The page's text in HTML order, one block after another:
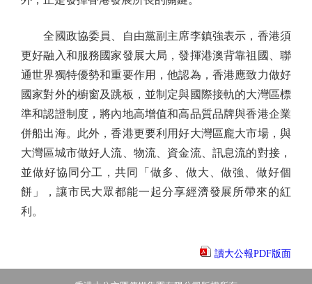
全國政協委員、自由黨副主席李鎮強表示，香港須
更好融入和服務國家發展大局，發揮港澳背靠祖國、聯
通世界獨特優勢和重要作用，他認為，香港應致力做好
國家對外的櫥窗及跳板，並制定與國際接軌的大灣區標
準和認證制度，將內地高增值和高品質品牌與香港企業
併船出海。此外，香港更要利用好大灣區龐大市場，與
大灣區城市做好人流、物流、資金流、訊息流的對接，
並做好協同分工，共同「做多、做大、做強、做好個
餅」，讓市民大眾都能一起分享經濟發展所帶來的紅
利。
讀大公報PDF版面